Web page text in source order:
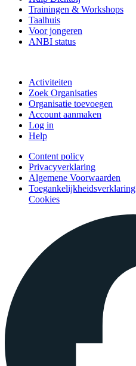
Trainingen & Workshops
Taalhuis
Voor jongeren
ANBI status
Activiteiten
Zoek Organisaties
Organisatie toevoegen
Account aanmaken
Log in
Help
Content policy
Privacyverklaring
Algemene Voorwaarden
Toegankelijkheidsverklaring
Cookies